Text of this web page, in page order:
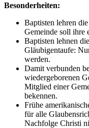
Besonderheiten:
Baptisten lehren
Gemeinde soll ihre
Baptisten lehnen
Gläubigentaufe:
werden.
Damit verbunden
wiedergeborenen
Mitglied einer
bekennen.
Frühe
für alle
Nachfolge Christi